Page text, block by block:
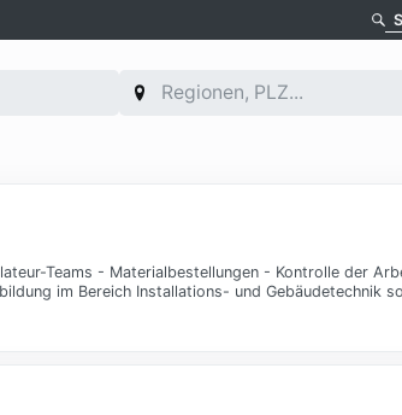
Teams - Materialbestellungen - Kontrolle der
im Bereich Installations- und Gebäudetechnik